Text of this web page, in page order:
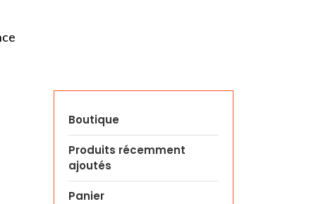
Boutique
Produits récemment
ajoutés
Panier